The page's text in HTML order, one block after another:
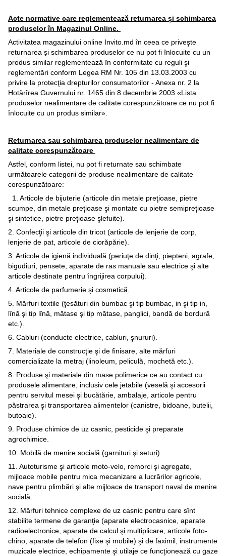
Acte normative care reglementează returnarea și schimbarea
produselor în Magazinul Online.
Activitatea magazinului online Invito.md în ceea ce priveşte
returnarea și schimbarea produselor ce nu pot fi înlocuite cu un
produs similar reglementează în conformitate cu reguli şi
reglementări conform Legea RM Nr. 105 din 13.03.2003 cu
privire la protecţia drepturilor consumatorilor - Anexa nr. 2 la
Hotărîrea Guvernului nr. 1465 din 8 decembrie 2003 «Lista
produselor nealimentare de calitate corespunzătoare ce nu pot fi
înlocuite cu un produs similar».
Returnarea sau schimbarea produselor nealimentare de
calitate corespunzătoare
Astfel, conform listei, nu pot fi returnate sau schimbate
următoarele categorii de produse nealimentare de calitate
corespunzătoare:
1. Articole de bijuterie (articole din metale preţioase, pietre
scumpe, din metale preţioase şi montate cu pietre semipreţioase
şi sintetice, pietre preţioase şlefuite).
2. Confecţii şi articole din tricot (articole de lenjerie de corp,
lenjerie de pat, articole de ciorăpărie).
3. Articole de igienă individuală (periuţe de dinţi, piepteni, agrafe,
bigudiuri, pensete, aparate de ras manuale sau electrice şi alte
articole destinate pentru îngrijirea corpului).
4. Articole de parfumerie şi cosmetică.
5. Mărfuri textile (ţesături din bumbac şi tip bumbac, in şi tip in,
lînă şi tip lînă, mătase şi tip mătase, panglici, bandă de bordură
etc.).
6. Cabluri (conducte electrice, cabluri, şnururi).
7. Materiale de construcţie şi de finisare, alte mărfuri
comercializate la metraj (linoleum, peliculă, mochetă etc.).
8. Produse şi materiale din mase polimerice ce au contact cu
produsele alimentare, inclusiv cele jetabile (veselă şi accesorii
pentru servitul mesei şi bucătărie, ambalaje, articole pentru
păstrarea şi transportarea alimentelor (canistre, bidoane, butelii,
butoaie).
9. Produse chimice de uz casnic, pesticide şi preparate
agrochimice.
10. Mobilă de menire socială (garnituri şi seturi).
11. Autoturisme şi articole moto-velo, remorci şi agregate,
mijloace mobile pentru mica mecanizare a lucrărilor agricole,
nave pentru plimbări şi alte mijloace de transport naval de menire
socială.
12. Mărfuri tehnice complexe de uz casnic pentru care sînt
stabilite termene de garanţie (aparate electrocasnice, aparate
radioelectronice, aparate de calcul şi multiplicare, articole foto-
chino, aparate de telefon (fixe şi mobile) şi de faximil, instrumente
muzicale electrice, echipamente şi utilaje ce funcţionează cu gaze